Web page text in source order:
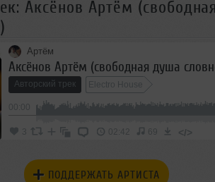
Аксёнов Артём
Артём
Аксёнов Артём (свободная душа
Авторский трек Electro House
3 02:42 69 </>
ПОДДЕРЖАТЬ АРТИСТА